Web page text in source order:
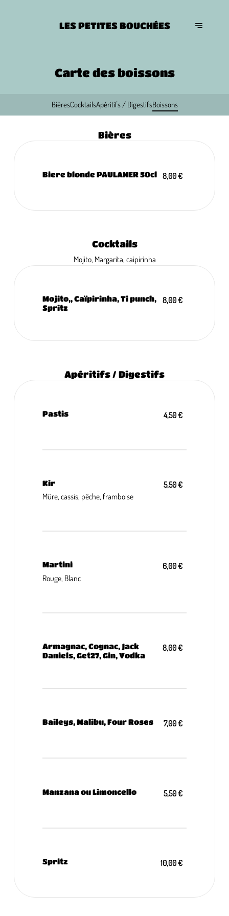
LES PETITES BOUCHÉES
Carte des boissons
BièresCocktailsApéritifs / DigestifsBoissons
Bières
Biere blonde PAULANER 50cl 8,00 €
Cocktails
Mojito, Margarita, caipirinha
Mojito,, Caïpirinha, Ti punch,
Spritz
8,00 €
Apéritifs / Digestifs
Pastis 4,50 €
Kir
Mûre, cassis, pêche, framboise
5,50 €
Martini
Rouge, Blanc
6,00 €
Armagnac, Cognac, Jack
Daniels, Get27, Gin, Vodka
8,00 €
Baileys, Malibu, Four Roses 7,00 €
Manzana ou Limoncello 5,50 €
Spritz 10,00 €